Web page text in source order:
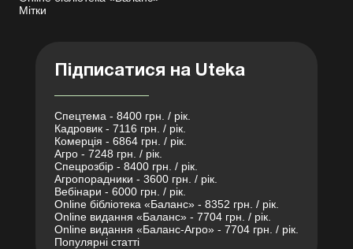
Мітки
Підписатися на Uteka
Спецтема - 8400 грн. / рік.
Кадровик - 7116 грн. / рік.
Комерція - 6864 грн. / рік.
Агро - 7248 грн. / рік.
Спецрозбір - 8400 грн. / рік.
Агропорадники - 3600 грн. / рік.
Вебінари - 6000 грн. / рік.
Online бібліотека «Баланс» - 8352 грн. / рік.
Online видання «Баланс» - 7704 грн. / рік.
Online видання «Баланс-Агро» - 7704 грн. / рік.
Популярні статті